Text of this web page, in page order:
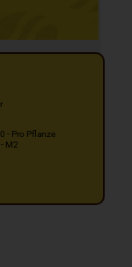
- Pro Pflanze
M2